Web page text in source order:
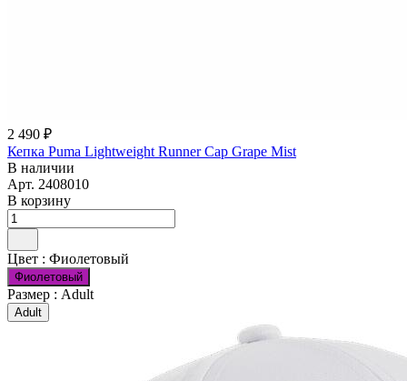
2 490 ₽
Кепка Puma Lightweight Runner Cap Grape Mist
В наличии
Арт. 2408010
В корзину
Цвет : Фиолетовый
Фиолетовый
Размер : Adult
Adult